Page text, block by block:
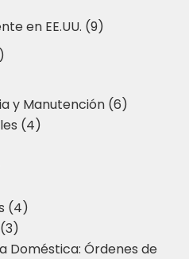
en EE.UU. (9)
y Manutención (6)
(4)
(4)
Doméstica: Órdenes de